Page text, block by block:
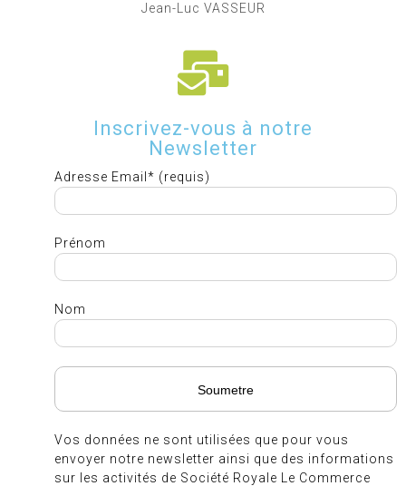
Jean-Luc VASSEUR
Inscrivez-vous à notre
Newsletter
Adresse Email* (requis)
Prénom
Nom
Vos données ne sont utilisées que pour vous
envoyer notre newsletter ainsi que des informations
sur les activités de Société Royale Le Commerce